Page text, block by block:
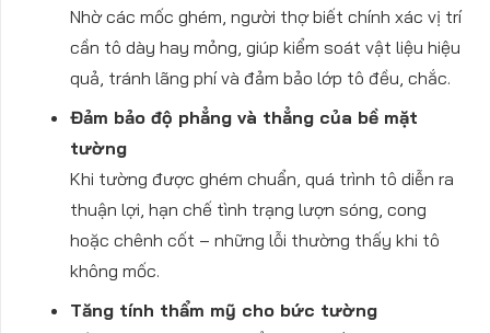
Nhờ các mốc ghém, người thợ biết chính xác vị trí
cần tô dày hay mỏng, giúp kiểm soát vật liệu hiệu
quả, tránh lãng phí và đảm bảo lớp tô đều, chắc.
Đảm bảo độ phẳng và thẳng của bề mặt
tường
Khi tường được ghém chuẩn, quá trình tô diễn ra
thuận lợi, hạn chế tình trạng lượn sóng, cong
hoặc chênh cốt – những lỗi thường thấy khi tô
không mốc.
Tăng tính thẩm mỹ cho bức tường